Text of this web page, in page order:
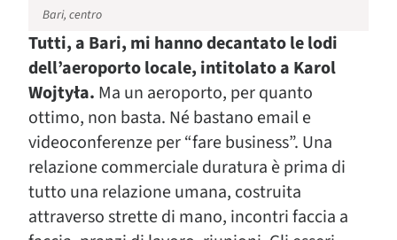
Bari, centro
Tutti, a Bari, mi hanno decantato le lodi
dell’aeroporto locale, intitolato a Karol
Wojtyła. Ma un aeroporto, per quanto
ottimo, non basta. Né bastano email e
videoconferenze per “fare business”. Una
relazione commerciale duratura è prima di
tutto una relazione umana, costruita
attraverso strette di mano, incontri faccia a